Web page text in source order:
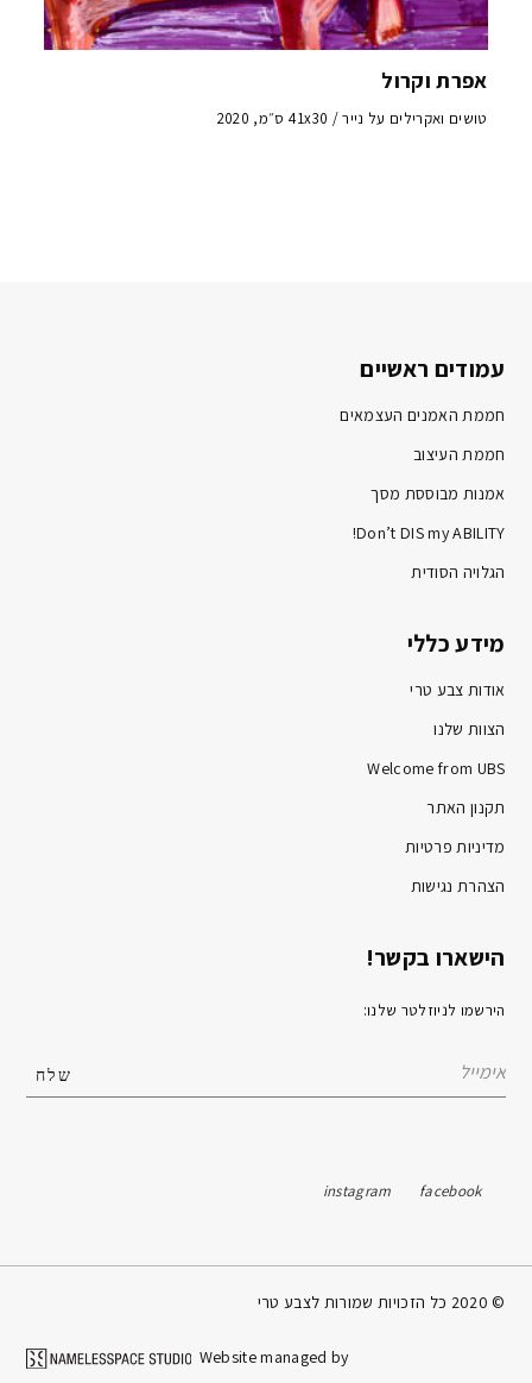
אפרת וקרול
טושים ואקרילים על נייר / 41x30 ס״מ, 2020
עמודים ראשיים
חממת האמנים העצמאים
חממת העיצוב
אמנות מבוססת מסך
Don’t DIS my ABILITY!
הגלויה הסודית
מידע כללי
אודות צבע טרי
הצוות שלנו
Welcome from UBS
תקנון האתר
מדיניות פרטיות
הצהרת נגישות
הישארו בקשר!
הירשמו לניוזלטר שלנו:
facebook
instagram
© 2020 כל הזכויות שמורות לצבע טרי
Website managed by